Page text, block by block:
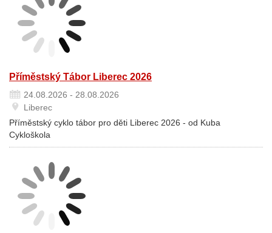
Příměstský Tábor Liberec 2026
24.08.2026 - 28.08.2026
Liberec
Příměstský cyklo tábor pro děti Liberec 2026 - od Kuba
Cykloškola